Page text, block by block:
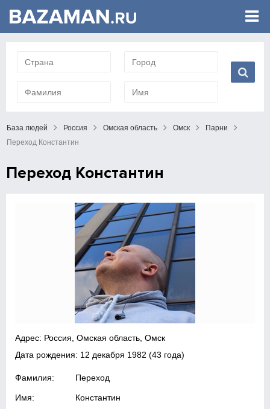
База людей Россия Омская область Омск
Парни
Переход Константин
Переход Константин
Адрес: Россия, Омская область, Омск
Дата рождения: 12 декабря 1982 (43 года)
Фамилия: Переход
Имя: Константин